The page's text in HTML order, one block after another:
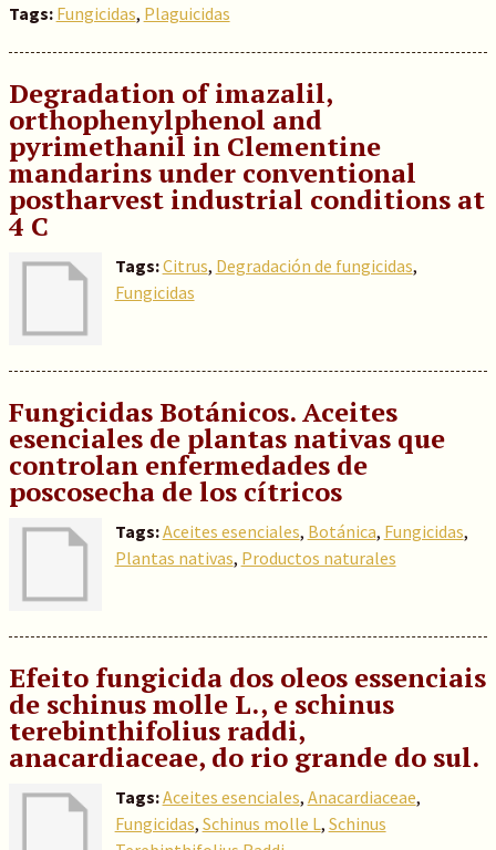
Tags: Fungicidas, Plaguicidas
Degradation of imazalil,
orthophenylphenol and
pyrimethanil in Clementine
mandarins under conventional
postharvest industrial conditions at
4 C
Tags:Citrus, Degradación de fungicidas,
Fungicidas
Fungicidas Botánicos. Aceites
esenciales de plantas nativas que
controlan enfermedades de
poscosecha de los cítricos
Tags:Aceites esenciales, Botánica, Fungicidas,
Plantas nativas, Productos naturales
Efeito fungicida dos oleos essenciais
de schinus molle L., e schinus
terebinthifolius raddi,
anacardiaceae, do rio grande do sul.
Tags:Aceites esenciales, Anacardiaceae,
Fungicidas, Schinus molle L, Schinus